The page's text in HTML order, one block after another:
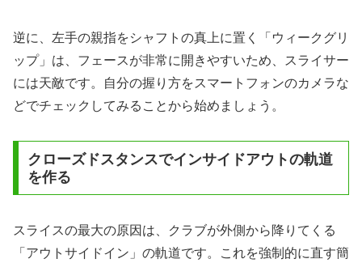
逆に、左手の親指をシャフトの真上に置く「ウィークグリ
ップ」は、フェースが非常に開きやすいため、スライサー
には天敵です。自分の握り方をスマートフォンのカメラな
どでチェックしてみることから始めましょう。
クローズドスタンスでインサイドアウトの軌道
を作る
スライスの最大の原因は、クラブが外側から降りてくる
「アウトサイドイン」の軌道です。これを強制的に直す簡